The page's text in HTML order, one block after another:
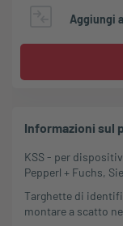
Aggiungi
Informazioni sul
KSS- per
Pepperl + Fuchs,
Targhette di
montare a scatto